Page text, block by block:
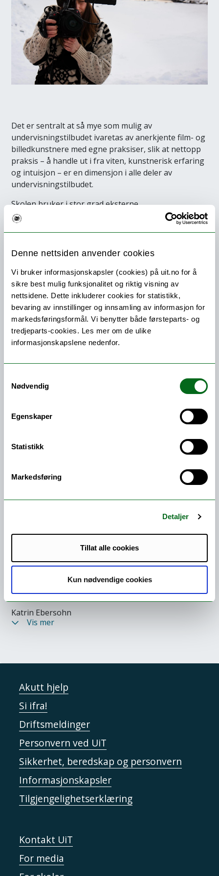
Denne nettsiden anvender cookies
Vi bruker informasjonskapsler (cookies) på uit.no for å
sikre best mulig funksjonalitet og riktig visning av
nettsidene. Dette inkluderer cookies for statistikk,
bevaring av innstillinger og innsamling av informasjon for
markedsføringsformål. Vi benytter både førsteparts- og
tredjeparts-cookies. Les mer om de ulike
informasjonskapslene nedenfor.
Nødvendig
Egenskaper
Statistikk
Markedsføring
Detaljer
Tillat alle cookies
Kun nødvendige cookies
Det er sentralt at så mye som mulig av
undervisningstilbudet ivaretas av anerkjente film- og
billedkunstnere med egne praksiser, slik at nettopp
praksis – å handle ut i fra viten, kunstnerisk erfaring
og intuisjon – er en dimensjon i alle deler av
undervisningstilbudet.
Skolen bruker i stor grad eksterne
undervisningsressurser fra både kunst- og filmfeltet.
Nedenfor kan du se eksempler på undervisere som
undervisning ved Filmkunstskolen i Kabelvåg.
Eksterne undervisere vil variere fra semester til
semester.
Undervisere
Guro Bruusgaard
Johan Grimonprez
Åsa Sonjasdotter
Susanne Sachsse
Katrin Ebersohn
Petra Bauer
Anna Odell
Fijona Jonuzi
Marte Vold
Leander Djønne
Wenche Mülheisen
Mariken Halle
Alexander Rishaug
Camille Norment
Vis mer
Akutt hjelp
Si ifra!
Driftsmeldinger
Personvern ved UiT
Sikkerhet, beredskap og personvern
Informasjonskapsler
Tilgjengelighetserklæring
Kontakt UiT
For media